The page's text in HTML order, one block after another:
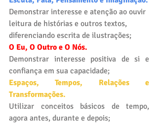
Demonstrar interesse e atenção ao ouvir
leitura de histórias e outros textos,
diferenciando escrita de ilustrações;
O Eu, O Outro e O Nós.
Demonstrar interesse positiva de si e
confiança em sua capacidade;
Espaços, Tempos, Relações e
Transformações.
Utilizar conceitos básicos de tempo,
agora antes, durante e depois;